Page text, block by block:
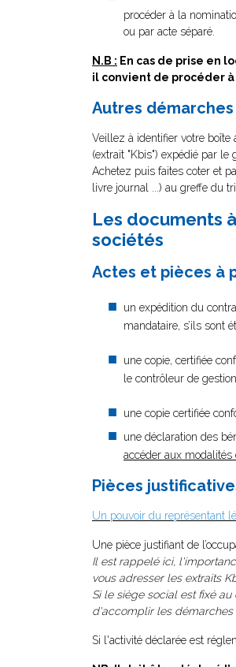
procéder à la
ou par acte séparé.
N.B : En cas de prise en
il convient de procéder
Autres démarches
Veillez à identifier votre boîte
(extrait "Kbis") expédié par le
Achetez puis faites coter et
livre journal ...) au greffe du
Les documents
sociétés
Actes et pièces à
un expédition du
mandataire, s’ils sont
une copie, certifiée
le contrôleur de
une copie certifiée
une déclaration des
accéder aux
Pièces
Un pouvoir du représentant
Une pièce justifiant de
Il est rappelé ici,
vous adresser les extraits
Si le siège social est fixé
d'accomplir les démarches
Si l'activité déclarée est